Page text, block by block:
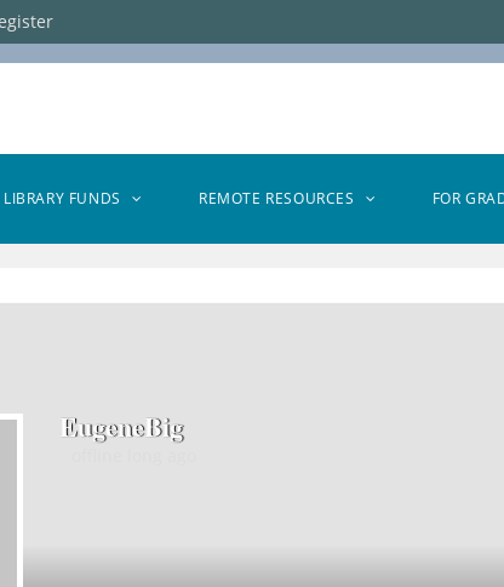
LIBRARY FUNDS REMOTE RESOURCES FOR
EugeneBig